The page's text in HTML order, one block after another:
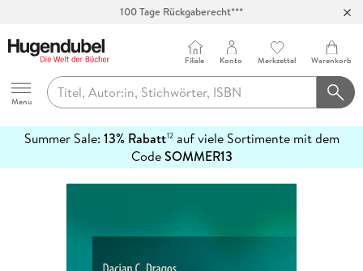
100 Tage Rückgaberecht***
Hugendubel
Menu
Filiale Konto Merkzettel Warenkorb
Summer Sale: 13% Rabatt12auf viele Sortimente mit dem
CodeSOMMER13
erfahren